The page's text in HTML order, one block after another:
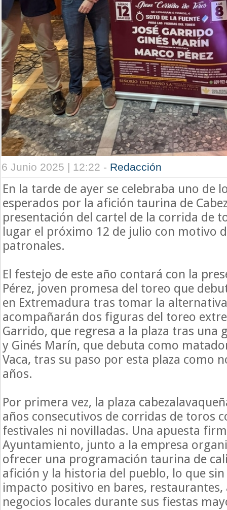
6 Junio 2025 | 12:22 - Redacción
En la tarde de ayer se celebraba uno de
esperados por la afición taurina de
presentación del cartel de la corrida de
lugar el próximo 12 de julio con motivo
patronales.
El festejo de este año contará con la
Pérez, joven promesa del toreo que
en Extremadura tras tomar la
acompañarán dos figuras del toreo
Garrido, que regresa a la plaza tras una
y Ginés Marín, que debuta como
Vaca, tras su paso por esta plaza como
años.
Por primera vez, la plaza
años consecutivos de corridas de toros
festivales ni novilladas. Una apuesta
Ayuntamiento, junto a la empresa
ofrecer una programación taurina de
afición y la historia del pueblo, lo que
impacto positivo en bares,
negocios locales durante sus fiestas